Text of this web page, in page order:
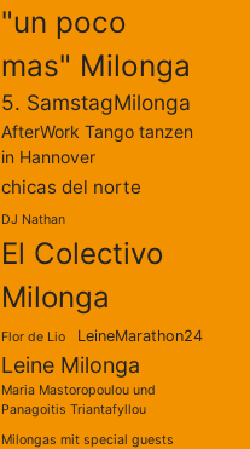
"un poco
mas" Milonga
5. SamstagMilonga
AfterWork Tango tanzen
in Hannover
chicas del norte
DJ Nathan
El Colectivo
Milonga
Flor de Lio LeineMarathon24
Leine Milonga
Maria Mastoropoulou und
Panagoitis Triantafyllou
Milongas mit special guests